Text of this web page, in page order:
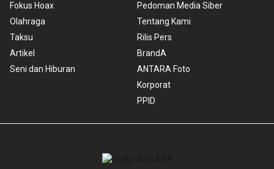
Fokus Hoax
Olahraga
Taksu
Artikel
Seni dan Hiburan
Pedoman Media Siber
Tentang Kami
Rilis Pers
BrandA
ANTARA Foto
Korporat
PPID